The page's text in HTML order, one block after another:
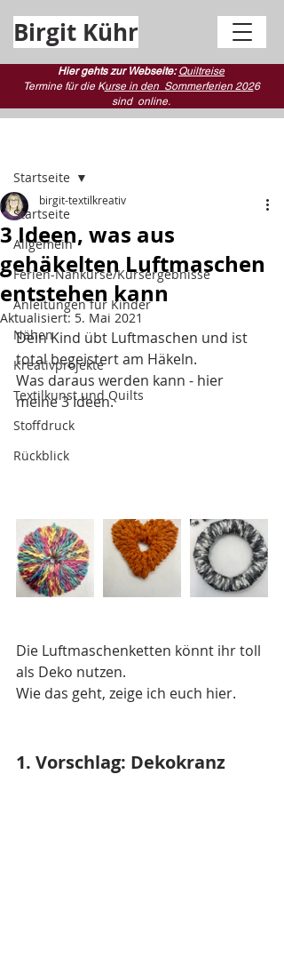
Birgit Kühr
Hier gehts zur Webseite:Quiltreise
Termine für die Kurse in den Sommerferien 2026
sind online.
Startseite
Allgemein
Ferien-Nähkurse/Kursergebnisse
Anleitungen für Kinder
Nähen
Kreativprojekte
Textilkunst und Quilts
Stoffdruck
Rückblick
Startseite
3 Ideen, was aus
gehäkelten Luftmaschen
entstehen kann
birgit-textilkreativ
Aktualisiert: 5. Mai 2021
Dein Kind übt Luftmaschen und ist
total begeistert am Häkeln.
Was daraus werden kann - hier
meine 3 Ideen.
Die Luftmaschenketten könnt ihr toll
als Deko nutzen.
Wie das geht, zeige ich euch hier.
1. Vorschlag: Dekokranz